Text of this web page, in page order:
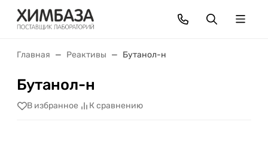
Главная Реактивы Бутанол-н
Бутанол-н
В избранное К сравнению